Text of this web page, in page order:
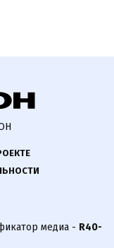
медиа - R40-